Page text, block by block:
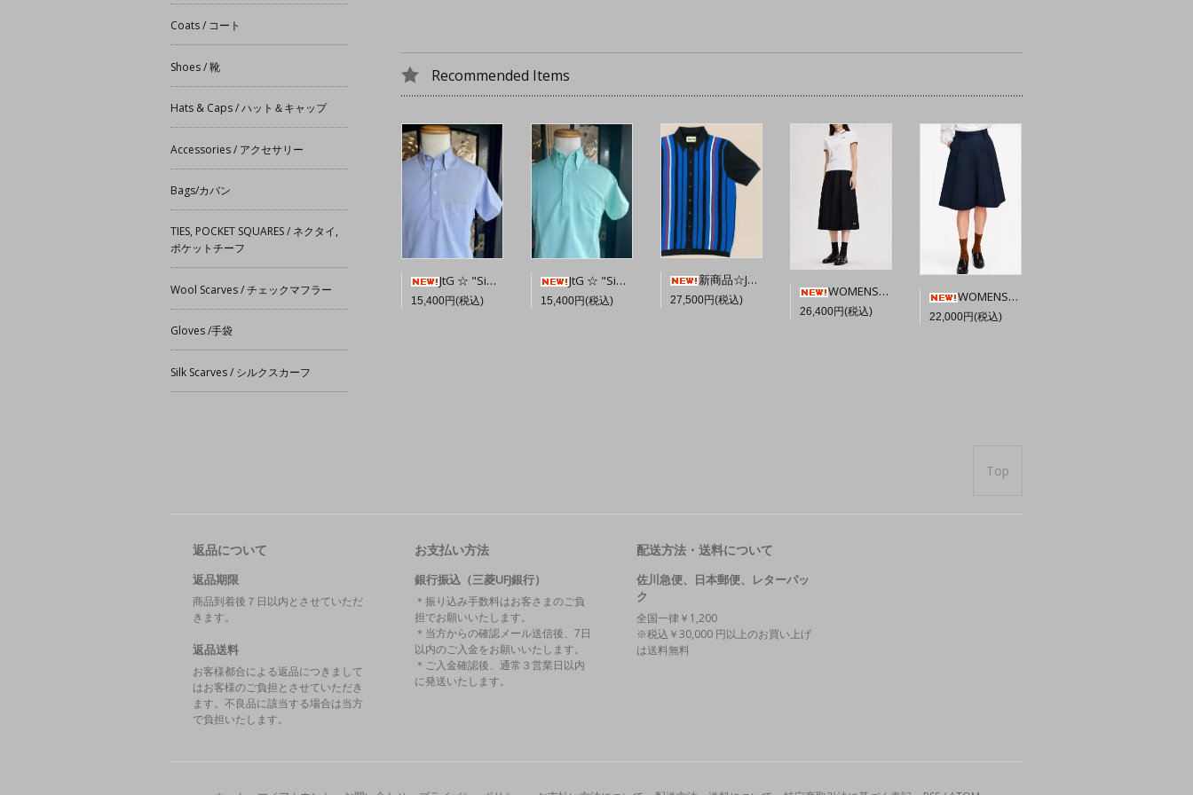
Recommended Items
JtG ☆ "Sidney" Popover Oxford Shirt 【Sky Blue】
15,400円(税込)
JtG ☆ "Sidney" Popover Oxford Shirt 【Bright Mint】
15,400円(税込)
新商品☆JTG Sands S/S Button-Through Knit 【Navy】
27,500円(税込)
WOMENS★FRED PERRY Pleated Midi Skirt 【Black】☆英国直輸入ピンバッジプレゼント
26,400円(税込)
WOMENS★FRED PERRY Pleated Short 【Navy】☆英国直輸入ピンバッジプレゼント
22,000円(税込)
Coats / コート
Shoes / 靴
Hats & Caps / ハット＆キャップ
Accessories / アクセサリー
Bags/カバン
TIES, POCKET SQUARES / ネクタイ,
ポケットチーフ
Wool Scarves / チェックマフラー
Gloves /手袋
Silk Scarves / シルクスカーフ
Top
返品について
返品期限
商品到着後７日以内とさせていただ
きます。
返品送料
お客様都合による返品につきまして
はお客様のご負担とさせていただき
ます。不良品に該当する場合は当方
で負担いたします。
お支払い方法
銀行振込（三菱UFJ銀行）
＊振り込み手数料はお客さまのご負
担でお願いいたします。
＊当方からの確認メール送信後、7日
以内のご入金をお願いいたします。
＊ご入金確認後、通常３営業日以内
に発送いたします。
配送方法・送料について
佐川急便、日本郵便、レターパッ
ク
全国一律￥1,200
※税込￥30,000 円以上のお買い上げ
は送料無料